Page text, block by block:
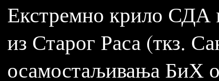
Екстремно крило СДА
из Старог Раса (ткз.
осамостаљивања БиХ